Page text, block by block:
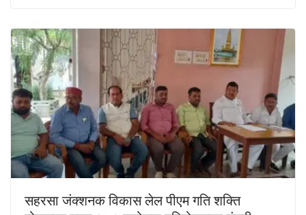
सहरसा जंक्शनक विकास लेल पीएम गति शक्ति